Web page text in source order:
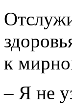
к
– Я не